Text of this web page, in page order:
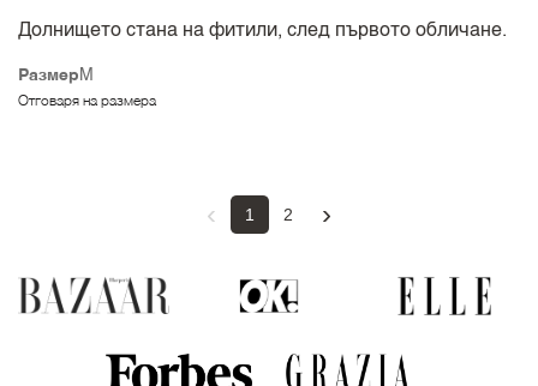
Размер M
Отговаря на размера
Долнището стана на фитили, след първото обличане.
‹ 1 2 ›